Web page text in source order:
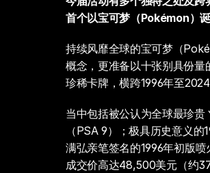
首个以宝可梦（Pokémon）
持续风靡全球的宝可梦（
概念，更准备以十张别具份
珍稀卡牌，横跨1996年至
当中包括被公认为全球最珍
（PSA 9）；极具历史意义
满弘亲笔签名的1996年初版
成交价高达48,500美元（约